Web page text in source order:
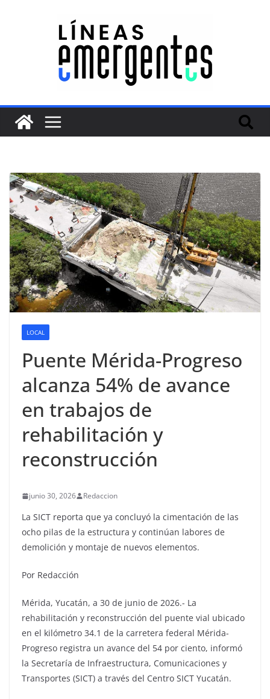
LOCAL
Puente Mérida-Progreso
alcanza 54% de avance
en trabajos de
rehabilitación y
reconstrucción
junio 30, 2026 Redaccion
La SICT reporta que ya concluyó la cimentación de las
ocho pilas de la estructura y continúan labores de
demolición y montaje de nuevos elementos.
Por Redacción
Mérida, Yucatán, a 30 de junio de 2026.- La
rehabilitación y reconstrucción del puente vial ubicado
en el kilómetro 34.1 de la carretera federal Mérida-
Progreso registra un avance del 54 por ciento, informó
la Secretaría de Infraestructura, Comunicaciones y
Transportes (SICT) a través del Centro SICT Yucatán.